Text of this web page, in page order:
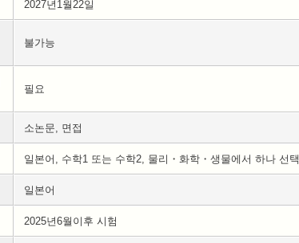
2027년1월22일
불가능
필요
소논문, 면접
일본어, 수학1 또는 수학2, 물리・화학・생물에서 하나 선택
일본어
2025년6월이후 시험